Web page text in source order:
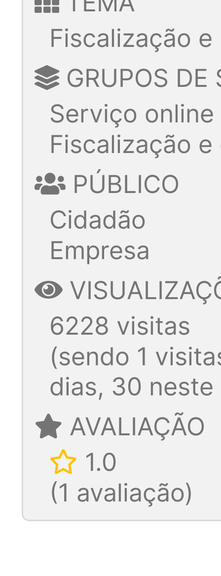
Fiscalização
GRUPOS DE
Serviço online
Fiscalização
PÚBLICO
Cidadão
Empresa
6228 visitas
(sendo 1
dias, 30 neste
AVALIAÇÃO
1.0
(1 avaliação)